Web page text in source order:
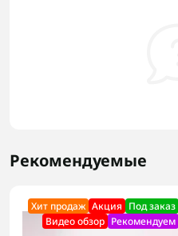
Рекомендуемые
Хит продаж Акция Под заказ
Видео обзор Рекомендуем